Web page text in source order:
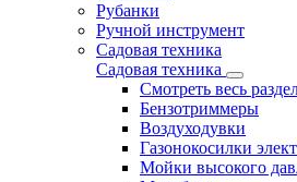
Рубанки
Ручной инструмент
Садовая техника
Садовая техника
Смотреть весь
Бензотриммеры
Воздуходувки
Газонокосилки
Мойки высокого